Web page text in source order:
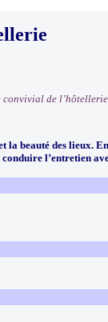
convivial de
beauté des lieux.
l’entretien